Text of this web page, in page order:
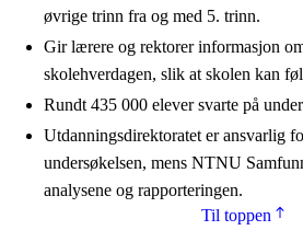
øvrige trinn fra og med 5. trinn.
Gir lærere og rektorer informasjon
skolehverdagen, slik at skolen kan
Rundt 435 000 elever svarte på
Utdanningsdirektoratet er ansvarlig
undersøkelsen, mens NTNU
analysene og rapporteringen.
Til toppen